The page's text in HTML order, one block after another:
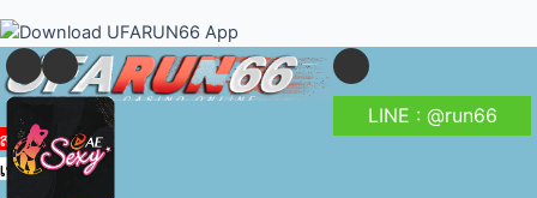
content
LINE : @run66
สมัครสมาชิก
เข้าสู่ระบบ